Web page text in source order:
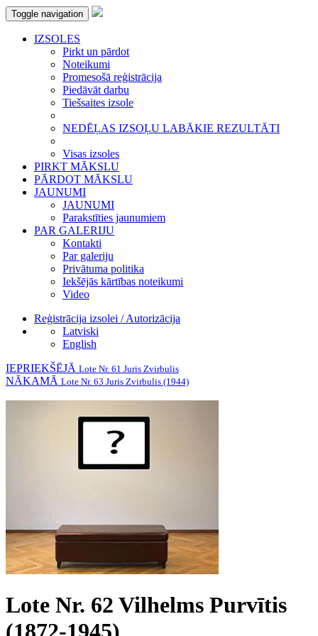
Toggle navigation
IZSOLES
Pirkt un pārdot
Noteikumi
Promesošā reģistrācija
Piedāvāt darbu
Tiešsaites izsole
NEDĒĻAS IZSOĻU LABĀKIE REZULTĀTI
Visas izsoles
PIRKT MĀKSLU
PĀRDOT MĀKSLU
JAUNUMI
JAUNUMI
Parakstīties jaunumiem
PAR GALERIJU
Kontakti
Par galeriju
Privātuma politika
Iekšējās kārtības noteikumi
Video
Reģistrācija izsolei / Autorizācija
Latviski
English
IEPRIEKŠĒJĀ Lote Nr. 61 Juris Zvirbulis
NĀKAMĀ Lote Nr. 63 Juris Zvirbulis (1944)
Lote Nr. 62 Vilhelms Purvītis